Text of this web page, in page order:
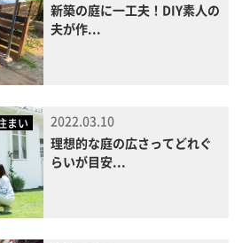
新築の庭に一工夫！DIY素人の
夫が作...
まい
2022.03.10
理想的な庭の広さってどれぐ
らいが目安...